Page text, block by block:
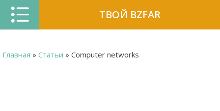
ТВОЙ BZFAR
Главная » Статьи » Computer networks